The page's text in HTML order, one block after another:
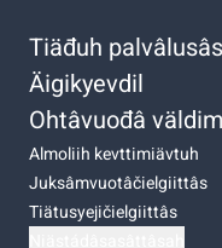
Tiäđuh
Äigikyevdil
Ohtâvuođâ
Almoliih kevttimiävtuh
Juksâmvuotâčielgiittâs
Tiätusyejičielgiittâs